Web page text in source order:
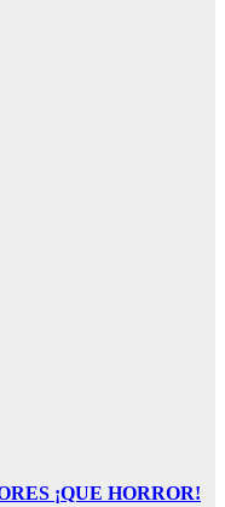
¡QUE HORROR!